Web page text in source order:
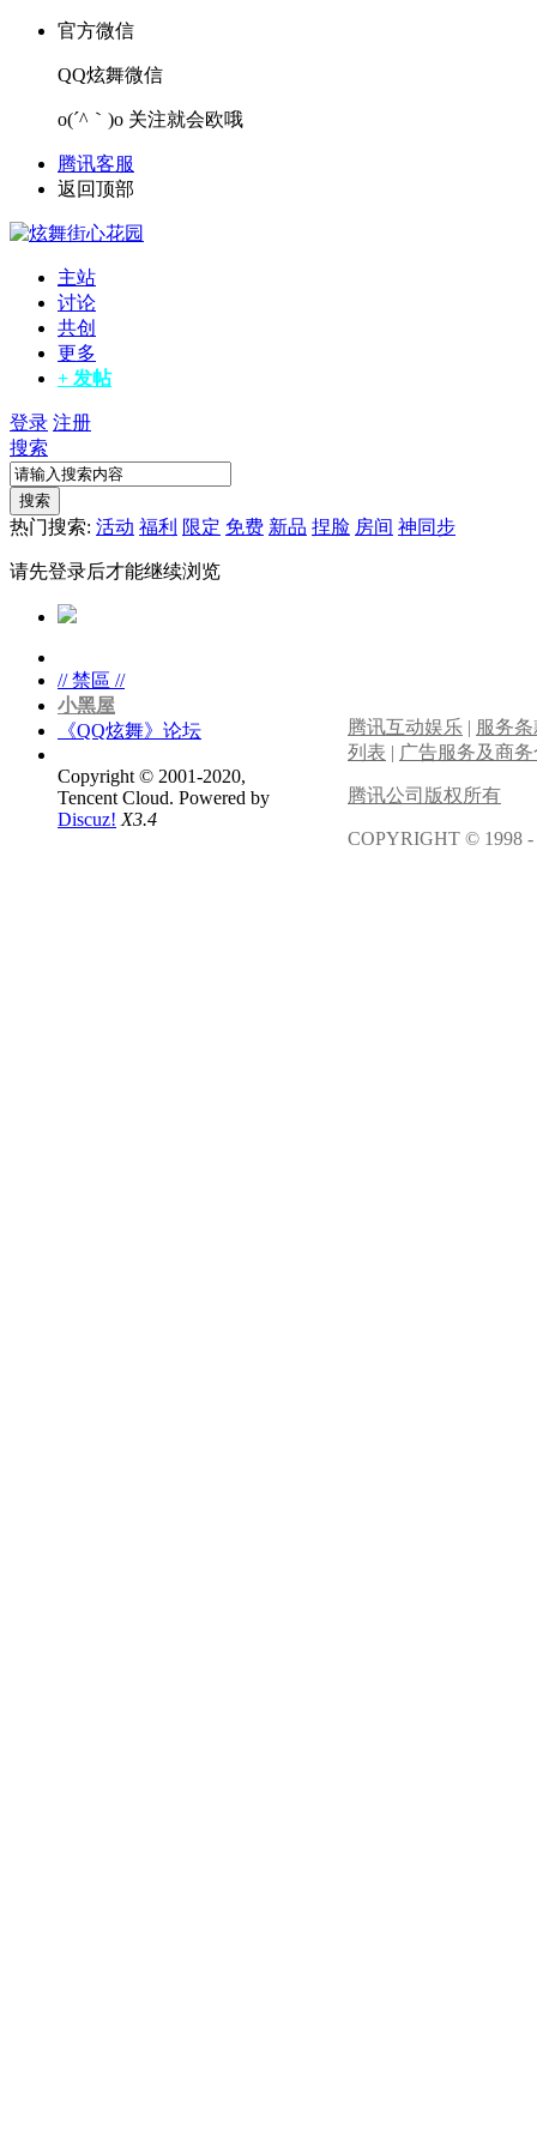
官方微信
QQ炫舞微信
o(´^｀)o 关注就会欧哦
腾讯客服
返回顶部
主站
讨论
共创
更多
+ 发帖
登录 注册
搜索
搜索
热门搜索: 活动 福利 限定 免费 新品 捏脸 房间 神同步
请先登录后才能继续浏览
腾讯互动娱乐 | 服务
列表 | 广告服务及商
腾讯公司版权所有
COPYRIGHT © 1998
// 禁區 //
小黑屋
《QQ炫舞》论坛
Copyright © 2001-2020,
Tencent Cloud. Powered by
Discuz! X3.4